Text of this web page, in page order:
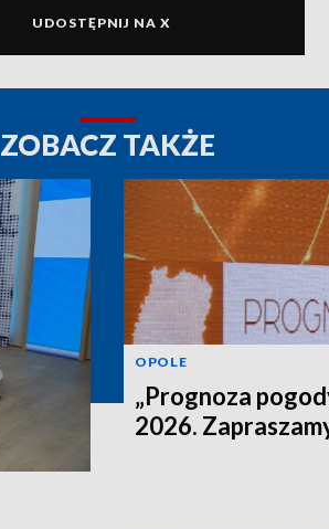
UDOSTĘPNIJ NA X
ZOBACZ TAKŻE
OPOLE
„Prognoza
2026.